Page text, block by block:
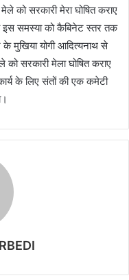
को सरकारी मेरा घोषित कराए
इस समस्या को कैबिनेट स्तर तक
के मुखिया योगी आदित्यनाथ से
को सरकारी मेला घोषित कराए
के लिए संतों की एक कमेटी